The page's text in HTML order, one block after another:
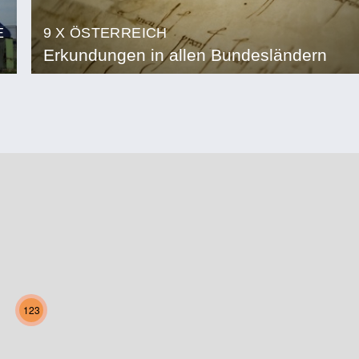
9 X ÖSTERREICH
Erkundungen in allen Bundesländern
123